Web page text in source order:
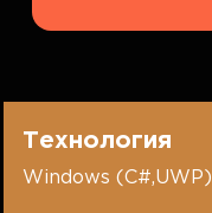
Технология
Windows (C#,UWP)